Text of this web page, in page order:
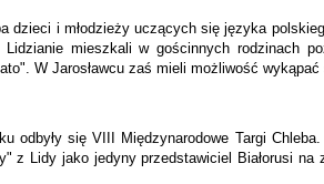
dzieci i młodzieży uczących się języka
mieszkali w gościnnych rodzinach
W Jarosławcu zaś mieli możliwość
odbyły się VIII Międzynarodowe Targi
z Lidy jako jedyny przedstawiciel Białorusi